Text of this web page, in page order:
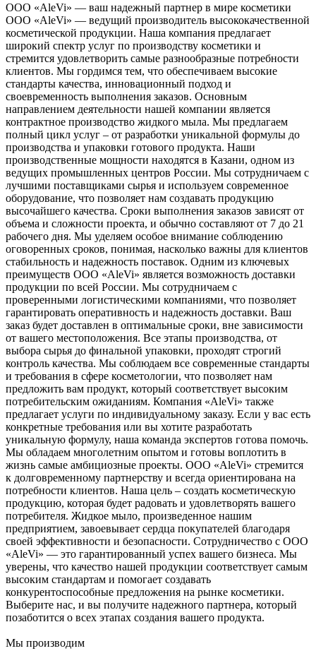
ООО «AleVi» — ваш надежный партнер в мире косметики
ООО «AleVi» — ведущий производитель высококачественной
косметической продукции. Наша компания предлагает
широкий спектр услуг по производству косметики и
стремится удовлетворить самые разнообразные потребности
клиентов. Мы гордимся тем, что обеспечиваем высокие
стандарты качества, инновационный подход и
своевременность выполнения заказов. Основным
направлением деятельности нашей компании является
контрактное производство жидкого мыла. Мы предлагаем
полный цикл услуг – от разработки уникальной формулы до
производства и упаковки готового продукта. Наши
производственные мощности находятся в Казани, одном из
ведущих промышленных центров России. Мы сотрудничаем с
лучшими поставщиками сырья и используем современное
оборудование, что позволяет нам создавать продукцию
высочайшего качества. Сроки выполнения заказов зависят от
объема и сложности проекта, и обычно составляют от 7 до 21
рабочего дня. Мы уделяем особое внимание соблюдению
оговоренных сроков, понимая, насколько важны для клиентов
стабильность и надежность поставок. Одним из ключевых
преимуществ ООО «AleVi» является возможность доставки
продукции по всей России. Мы сотрудничаем с
проверенными логистическими компаниями, что позволяет
гарантировать оперативность и надежность доставки. Ваш
заказ будет доставлен в оптимальные сроки, вне зависимости
от вашего местоположения. Все этапы производства, от
выбора сырья до финальной упаковки, проходят строгий
контроль качества. Мы соблюдаем все современные стандарты
и требования в сфере косметологии, что позволяет нам
предложить вам продукт, который соответствует высоким
потребительским ожиданиям. Компания «AleVi» также
предлагает услуги по индивидуальному заказу. Если у вас есть
конкретные требования или вы хотите разработать
уникальную формулу, наша команда экспертов готова помочь.
Мы обладаем многолетним опытом и готовы воплотить в
жизнь самые амбициозные проекты. ООО «AleVi» стремится
к долговременному партнерству и всегда ориентирована на
потребности клиентов. Наша цель – создать косметическую
продукцию, которая будет радовать и удовлетворять вашего
потребителя. Жидкое мыло, произведенное нашим
предприятием, завоевывает сердца покупателей благодаря
своей эффективности и безопасности. Сотрудничество с ООО
«AleVi» — это гарантированный успех вашего бизнеса. Мы
уверены, что качество нашей продукции соответствует самым
высоким стандартам и помогает создавать
конкурентоспособные предложения на рынке косметики.
Выберите нас, и вы получите надежного партнера, который
позаботится о всех этапах создания вашего продукта.
Мы производим